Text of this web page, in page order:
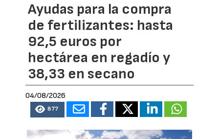
Ayudas para la compra
de fertilizantes: hasta
92,5 euros por
hectárea en regadío y
38,33 en secano
04/08/2026
877